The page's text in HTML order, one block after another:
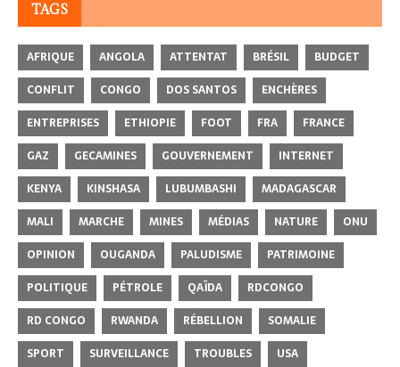
TAGS
AFRIQUE ANGOLA ATTENTAT BRÉSIL
BUDGET
CONFLIT
CONGO DOS SANTOS
ENCHÈRES
ENTREPRISES
ETHIOPIE FOOT FRA
FRANCE
GAZ
GECAMINES GOUVERNEMENT
INTERNET
KENYA
KINSHASA LUBUMBASHI
MADAGASCAR
MALI
MARCHE MINES MÉDIAS NATURE
ONU
OPINION
OUGANDA PALUDISME
PATRIMOINE
POLITIQUE
PÉTROLE QAÏDA
RDCONGO
RD CONGO
RWANDA RÉBELLION
SOMALIE
SPORT
SURVEILLANCE TROUBLES USA